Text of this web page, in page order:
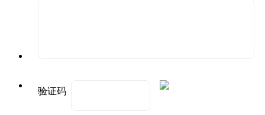
验证码